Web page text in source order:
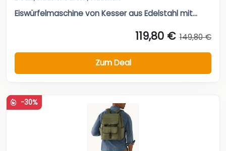
Eiswürfelmaschine von Kesser aus Edelstahl mit...
119,80 € 149,80 €
Zum Deal
-30%